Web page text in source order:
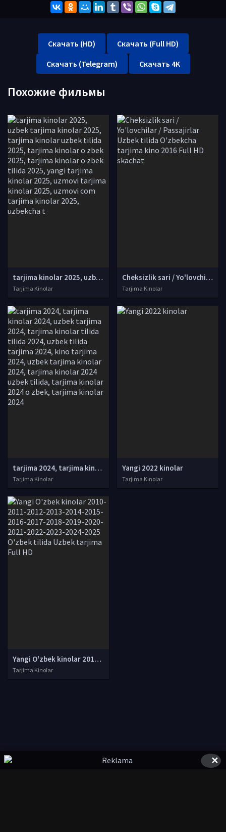
Скачать (HD)
Скачать (Full HD)
Скачать (Telegram)
Скачать 4K
Похожие фильмы
tarjima kinolar 2025, uzbek tarjima kinolar 2025, tarjima kinolar uzbek tilida 2025, tarjima kinolar o zbek 2025, tarjima kinolar o zbek tilida 2025, yangi tarjima kinolar 2025, uzmovi tarjima kinolar 2025, uzmovi com tarjima kinolar 2025, uzbekcha t
Tarjima Kinolar
Cheksizlik sari / Yo'lovchilar / Passajirlar Uzbek tilida O'zbekcha tarjima kino 2016 Full HD skachat
Tarjima Kinolar
tarjima 2024, tarjima kinolar 2024, uzbek tarjima 2024, tarjima kinolar tilida tilida 2024, uzbek tilida tarjima 2024, kino tarjima 2024, uzbek tarjima kinolar 2024, tarjima kinolar 2024 uzbek tilida, tarjima kinolar 2024 o zbek, tarjima kinolar 2024
Tarjima Kinolar
Yangi 2022 kinolar
Tarjima Kinolar
Yangi O'zbek kinolar 2010-2011-2012-2013-2014-2015-2016-2017-2018-2019-2020-2021-2022-2023-2024-2025 O'zbek tilida Uzbek tarjima Full HD
Tarjima Kinolar
✕